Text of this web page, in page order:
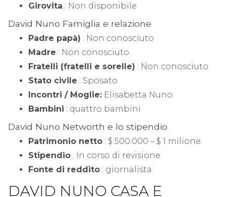
Girovita : Non disponibile
David Nuno ‎Famiglia e relazione
Padre papà) : Non conosciuto
Madre : Non conosciuto
Fratelli (fratelli e sorelle) : Non conosciuto
Stato civile : Sposato
Incontri / Moglie: Elisabetta Nuno
Bambini : quattro bambini
David Nuno Networth e lo stipendio
Patrimonio netto : $ 500.000 – $ 1 milione
Stipendio : In corso di revisione
Fonte di reddito : giornalista
DAVID NUNO ‎CASA E